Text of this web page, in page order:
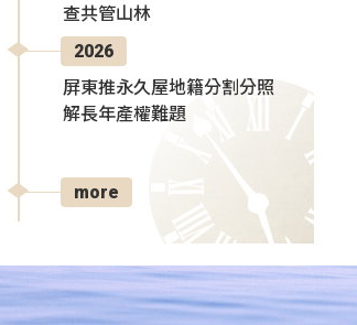
查共管山林
2026
屏東推永久屋地籍分割分照
解長年產權難題
more